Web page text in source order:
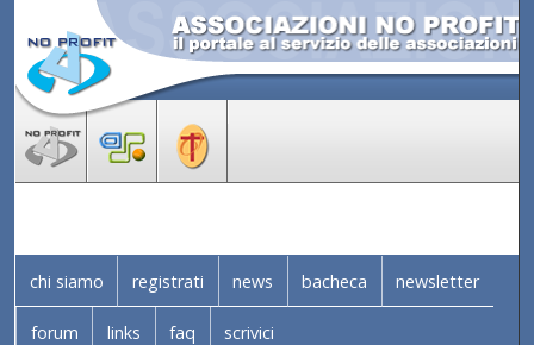
chi siamo registrati news bacheca newsletter
forum links faq scrivici